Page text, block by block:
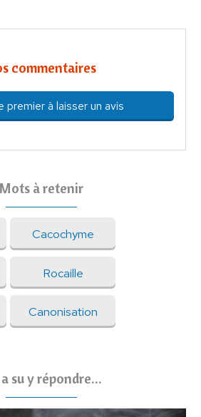
commentaires
premier à laisser un avis
Mots à retenir
Cacochyme
Rocaille
Canonisation
su y répondre...